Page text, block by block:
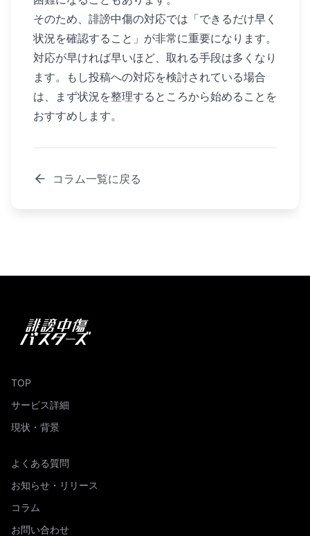
そのため、誹謗中傷の対応では「できるだけ早く
状況を確認すること」が非常に重要になります。
対応が早ければ早いほど、取れる手段は多くなり
ます。もし投稿への対応を検討されている場合
は、まず状況を整理するところから始めることを
おすすめします。
コラム一覧に戻る
TOP
サービス詳細
現状・背景
よくある質問
お知らせ・リリース
コラム
お問い合わせ